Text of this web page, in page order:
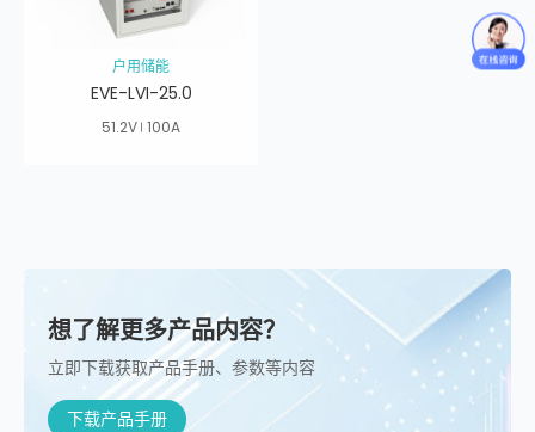
户用储能
EVE-LVI-25.0
51.2V 100A
想了解更多产品内容？
立即下载获取产品手册、参数等内容
下载产品手册